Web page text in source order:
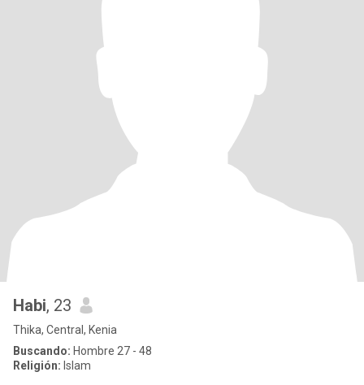
Habi, 23
Thika, Central, Kenia
Buscando: Hombre 27 - 48
Religión: Islam